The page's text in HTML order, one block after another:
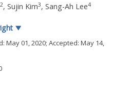
2, Sujin Kim3, Sang-Ah Lee4
▼
May 01, 2020; Accepted: May 14,